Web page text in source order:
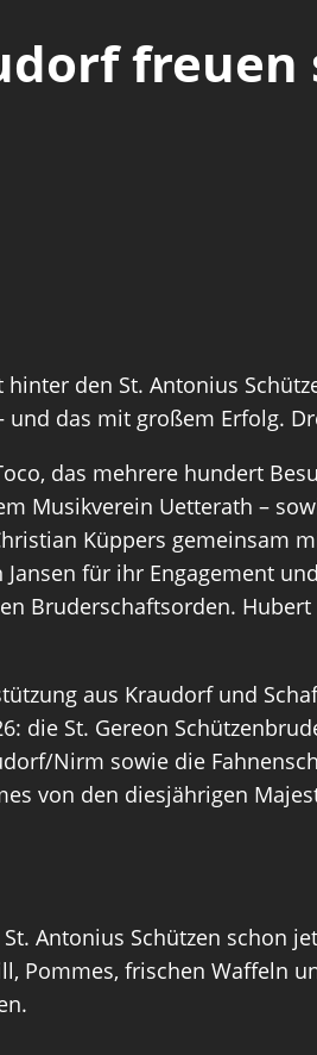
freuen
den St. Antonius
das mit großem Erfolg.
das mehrere hundert
Musikverein Uetterath –
Küppers gemeinsam
für ihr Engagement
Bruderschaftsorden.
aus Kraudorf und
die St. Gereon
Nirm sowie die
von den diesjährigen
Antonius Schützen schon
Pommes, frischen Waffeln